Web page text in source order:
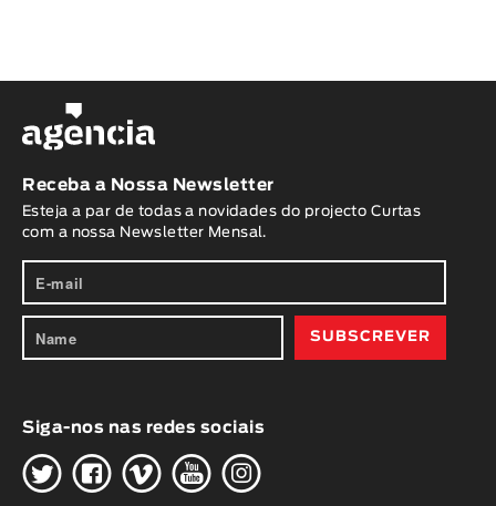
Receba a Nossa Newsletter
Esteja a par de todas a novidades do projecto Curtas
com a nossa Newsletter Mensal.
Siga-nos nas redes sociais
HGWOK